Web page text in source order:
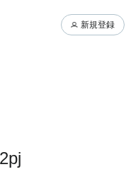
新規登録